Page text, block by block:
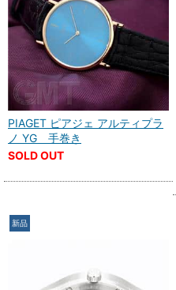
PIAGET ピアジェ アルティプラ
ノ YG 手巻き
SOLD OUT
新品